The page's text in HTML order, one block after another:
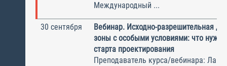
Международный ...
30 сентября
Вебинар. Исходно-разрешительная
зоны с особыми условиями: что
старта проектирования
Преподаватель курса/вебинара: